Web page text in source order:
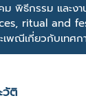
พิธีกรรม และงา
ritual and
เพณีเกี่ยวกับเทศก
วัติ